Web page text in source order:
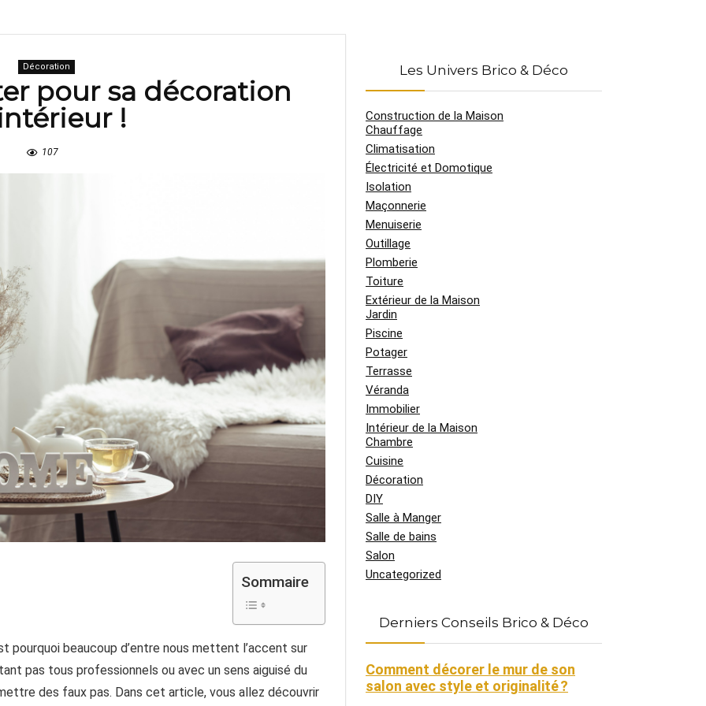
Décoration
pour sa décoration
!
107
Sommaire
pourquoi beaucoup d’entre nous mettent l’accent sur
pas tous professionnels ou avec un sens aiguisé du
des faux pas. Dans cet article, vous allez découvrir
Les Univers Brico & Déco
Construction de la Maison
Chauffage
Climatisation
Électricité et Domotique
Isolation
Maçonnerie
Menuiserie
Outillage
Plomberie
Toiture
Extérieur de la Maison
Jardin
Piscine
Potager
Terrasse
Véranda
Immobilier
Intérieur de la Maison
Chambre
Cuisine
Décoration
DIY
Salle à Manger
Salle de bains
Salon
Uncategorized
Derniers Conseils Brico & Déco
Comment décorer le mur de son
salon avec style et originalité ?